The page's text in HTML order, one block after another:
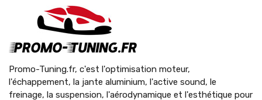
Promo-Tuning.fr, c'est l'optimisation moteur,
l'échappement, la jante aluminium, l'active sound, le
freinage, la suspension, l'aérodynamique et l'esthétique pour